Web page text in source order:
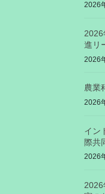
2026
進リ
2026
農業
2026
イン
際共
2026